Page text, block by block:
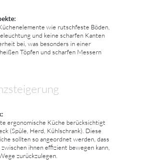
wie rutschfeste Böden,
und keine scharfen Kanten
bei, was besonders in einer
Töpfen und scharfen Messern
ergonomische Küche berücksichtigt
(Spüle, Herd, Kühlschrank). Diese
sollten so angeordnet werden, dass
ihnen effizient bewegen kann,
zurückzulegen.